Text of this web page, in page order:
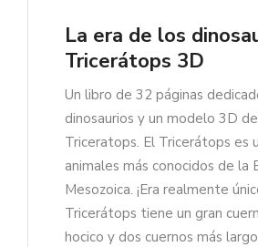
La era de los
Tricerátops 3D
Un libro de 32 páginas
dinosaurios y un modelo 3D
Triceratops. El Tricerátops es
animales más conocidos de la
Mesozoica. ¡Era realmente
Tricerátops tiene un gran
hocico y dos cuernos más